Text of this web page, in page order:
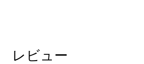
レビュー